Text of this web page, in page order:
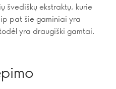
švediškų ekstraktų, kurie
pat šie gaminiai yra
yra draugiški gamtai.